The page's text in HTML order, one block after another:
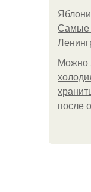
Самые
Можно
после